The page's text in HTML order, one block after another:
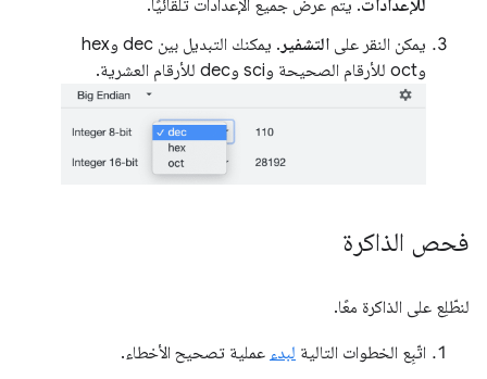
للإعدادات. يتم عرض جميع الإعدادات تلقائيًا.
يمكن النقر على التشفير
. يمكنك التبديل بين dec وhex
وoct للأرقام الصحيحة وsci وdec للأرقام العشرية.
فحص الذاكرة
لنطّلِع على الذاكرة معًا.
اتّبِع الخطوات التالية لبدء عملية تصحيح الأخطاء.